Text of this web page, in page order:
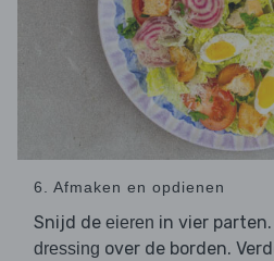
6. Afmaken en opdienen
Snijd de eieren in vier
dressing over de borden.